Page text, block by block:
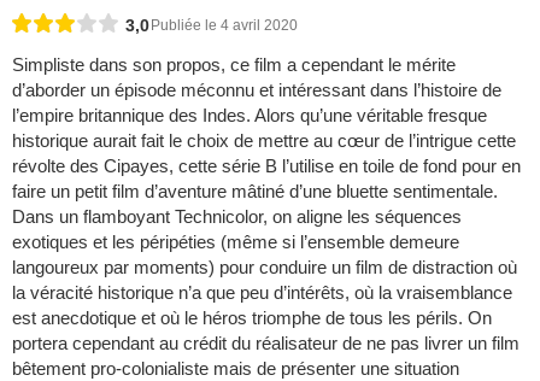
3,0 Publiée le 4 avril 2020
Simpliste dans son propos, ce film a cependant le mérite
d’aborder un épisode méconnu et intéressant dans l’histoire de
l’empire britannique des Indes. Alors qu’une véritable fresque
historique aurait fait le choix de mettre au cœur de l’intrigue cette
révolte des Cipayes, cette série B l’utilise en toile de fond pour en
faire un petit film d’aventure mâtiné d’une bluette sentimentale.
Dans un flamboyant Technicolor, on aligne les séquences
exotiques et les péripéties (même si l’ensemble demeure
langoureux par moments) pour conduire un film de distraction où
la véracité historique n’a que peu d’intérêts, où la vraisemblance
est anecdotique et où le héros triomphe de tous les périls. On
portera cependant au crédit du réalisateur de ne pas livrer un film
bêtement pro-colonialiste mais de présenter une situation